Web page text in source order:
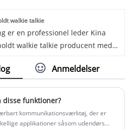
pålidelig, effektiv kommunikation,
gør den ideel til en række
applikationer.
kommunikationsteknologi -
Analog Radio. Denne kompakte og
enhed er designet til at give
gør den til et vigtigt værktøj
der har brug for pålidelig
på farten.
walkie talkie
er en professionel leder Kina
walkie talkie producent med
os. Vi introducerer vores
- den
walkie-talkie.
Anmeldelser
disse funktioner?
kommunikationsværktøj, der er
applikationer såsom udendørs